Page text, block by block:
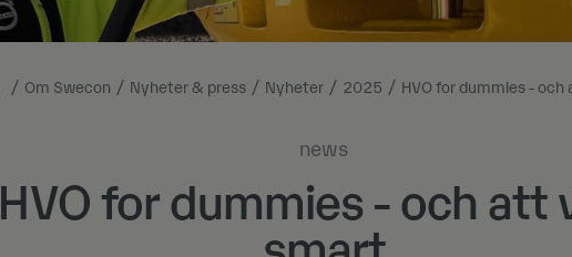
Om Swecon Nyheter & press Nyheter 2025 HVO for dummies -
news
HVO for dummies - och att